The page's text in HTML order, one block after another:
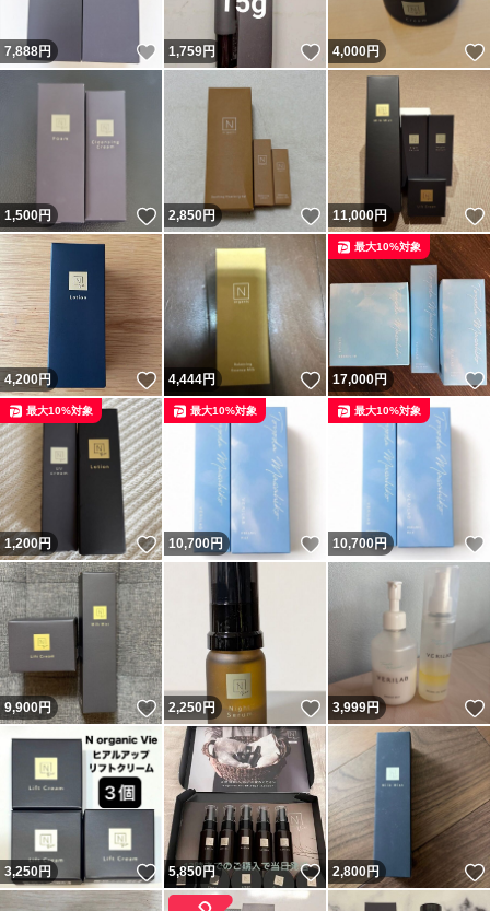
7,888円 いいね！
1,759円 いいね！
4,000円
1,500円 いいね！
2,850円 いいね！
11,000円
4,200円 いいね！
4,444円 いいね！
17,000円
最大10%対象
1,200円 いいね！
最大10%対象
10,700円 いいね！
最大10%対象
10,700円
最大10%対象
9,900円 いいね！
2,250円 いいね！
3,999円
3,250円 いいね！
5,850円 いいね！
2,800円